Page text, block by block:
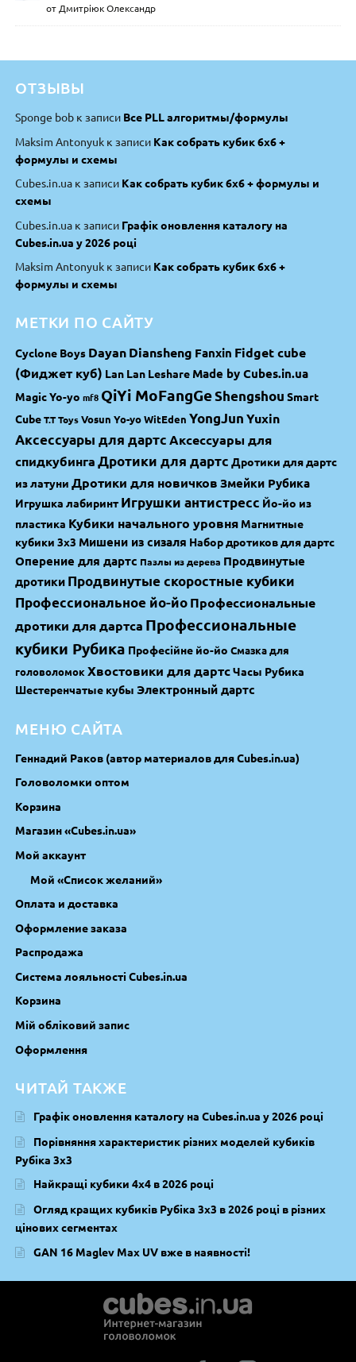
Оценка5
от Дмитріюк Олександр
ОТЗЫВЫ
Sponge bob к записи Все PLL алгоритмы/формулы
Maksim Antonyuk к записи Как собрать кубик 6х6 +
формулы и схемы
Cubes.in.ua к записи Как собрать кубик 6х6 + формулы и
схемы
Cubes.in.ua к записи Графік оновлення каталогу на
Cubes.in.ua у 2026 році
Maksim Antonyuk к записи Как собрать кубик 6х6 +
формулы и схемы
МЕТКИ ПО САЙТУ
Cyclone Boys DayanDiansheng Fanxin Fidget cube
(Фиджет куб) Lan Lan Leshare Made by Cubes.in.ua
Magic Yo-yo mf8 QiYi MoFangGeShengshou Smart
Cube T.T Toys Vosun Yo-yoWitEden YongJun Yuxin
Аксессуары для дартс Аксессуары для
спидкубинга Дротики для дартс Дротики для дартс
из латуни Дротики для новичков Змейки Рубика
Игрушка лабиринт Игрушки антистресс Йо-йо из
пластика Кубики начального уровня Магнитные
кубики 3х3 Мишени из сизаля Набор дротиков для дартс
Оперение для дартс Пазлы из дерева Продвинутые
дротики Продвинутые скоростные кубики
Профессиональное йо-йоПрофессиональные
дротики для дартса Профессиональные
кубики Рубика Професійне йо-йо Смазка для
головоломокХвостовики для дартсЧасы Рубика
Шестеренчатые кубы Электронный дартс
МЕНЮ САЙТА
Геннадий Раков (автор материалов для Cubes.in.ua)
Головоломки оптом
Корзина
Магазин «Cubes.in.ua»
Мой аккаунт
Мой «Список желаний»
Оплата и доставка
Оформление заказа
Распродажа
Система лояльності Cubes.in.ua
Корзина
Мій обліковий запис
Оформлення
ЧИТАЙ ТАКЖЕ
Графік оновлення каталогу на Cubes.in.ua у 2026 році
Порівняння характеристик різних моделей кубиків
Рубіка 3х3
Найкращі кубики 4х4 в 2026 році
Огляд кращих кубиків Рубіка 3х3 в 2026 році в різних
цінових сегментах
GAN 16 Maglev Max UV вже в наявності!